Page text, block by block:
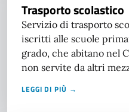
Trasporto scolastico
Servizio di trasporto
iscritti alle scuole
grado, che abitano nel
non servite da altri
LEGGI DI PIÙ →